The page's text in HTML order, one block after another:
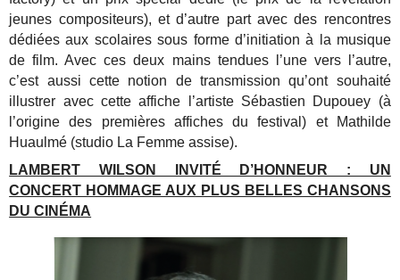
jeunes compositeurs), et d’autre part avec des rencontres
dédiées aux scolaires sous forme d’initiation à la musique
de film.Avec ces deux mains tendues l’une vers l’autre,
c’est aussi cette notion de transmission qu’ont souhaité
illustrer avec cette affiche l’artiste Sébastien Dupouey (à
l’origine des premières affiches du festival) et Mathilde
Huaulmé (studio La Femme assise).
LAMBERT WILSON INVITÉ D’HONNEUR : UN
CONCERT HOMMAGE AUX PLUS BELLES CHANSONS
DU CINÉMA